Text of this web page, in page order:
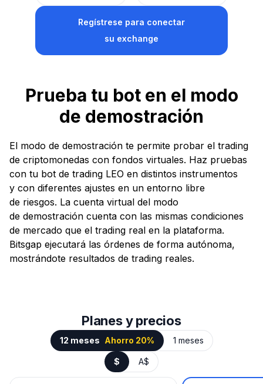
Regístrese para conectar
su exchange
Prueba tu bot en el modo
de demostración
El modo de demostración te permite probar el trading
de criptomonedas con fondos virtuales. Haz pruebas
con tu bot de trading LEO en distintos instrumentos
y con diferentes ajustes en un entorno libre
de riesgos. La cuenta virtual del modo
de demostración cuenta con las mismas condiciones
de mercado que el trading real en la plataforma.
Bitsgap ejecutará las órdenes de forma autónoma,
mostrándote resultados de trading reales.
Planes y precios
12 meses Ahorro 20% 1 meses
$ A$